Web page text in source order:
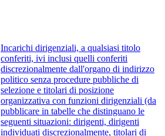
Incarichi dirigenziali, a qualsiasi titolo
conferiti, ivi inclusi quelli conferiti
discrezionalmente dall'organo di indirizzo
politico senza procedure pubbliche di
selezione e titolari di posizione
organizzativa con funzioni dirigenziali (da
pubblicare in tabelle che distinguano le
seguenti situazioni: dirigenti, dirigenti
individuati discrezionalmente, titolari di